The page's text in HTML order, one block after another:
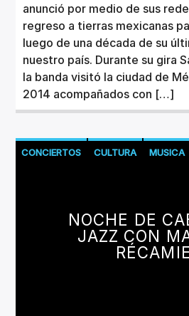
anunció por medio de sus
regreso a tierras mexicanas
luego de una década de su
nuestro país. Durante su gira
la banda visitó la ciudad de
2014 acompañados con […]
CONCIERTOS CULTURA MUSICA
NOCHE DE
JAZZ CON